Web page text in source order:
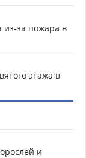
из-за пожара в
этажа в
и